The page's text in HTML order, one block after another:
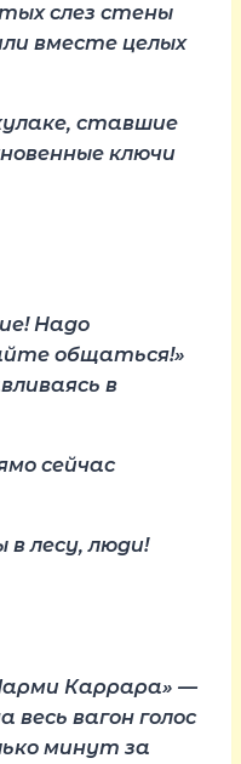
слез стены
вместе целых
ставшие
ключи
Надо
общаться!»
в
сейчас
лесу, люди!
Каррара» —
вагон голос
минут за